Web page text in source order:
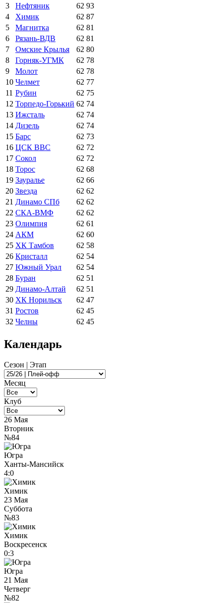
3 Нефтяник 62 93
4
Химик 62 87
5
Магнитка 62 81
6
Рязань-ВДВ 62 81
7
Омские Крылья 62 80
8
Горняк-УГМК 62 78
9
Молот 62 78
10 Челмет 62 77
11 Рубин 62 75
12 Торпедо-Горький 62 74
13 Ижсталь 62 74
14 Дизель 62 74
15 Барс 62 73
16 ЦСК ВВС 62 72
17 Сокол 62 72
18 Торос 62 68
19 Зауралье 62 66
20 Звезда 62 62
21 Динамо СПб 62 62
22 СКА-ВМФ 62 62
23 Олимпия 62 61
24 АКМ 62 60
25 ХК Тамбов 62 58
26 Кристалл 62 54
27 Южный Урал 62 54
28 Буран 62 51
29 Динамо-Алтай 62 51
30 ХК Норильск 62 47
31 Ростов 62 45
32 Челны 62 45
Календарь
Сезон | Этап
Месяц
Клуб
26 Мая
Вторник
№84
Югра
Ханты-Мансийск
4:0
Химик
23 Мая
Суббота
№83
Химик
Воскресенск
0:3
Югра
21 Мая
Четверг
№82